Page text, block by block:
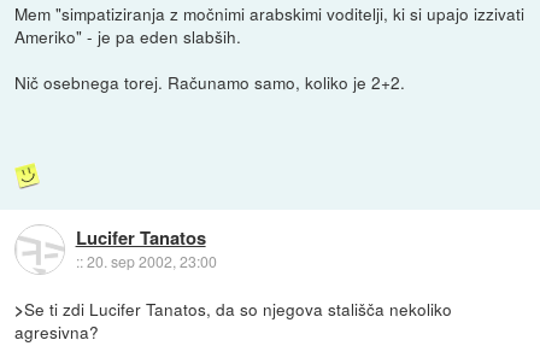
Mem "simpatiziranja z močnimi arabskimi voditelji, ki si upajo izzivati
Ameriko" - je pa eden slabših.
Nič osebnega torej. Računamo samo, koliko je 2+2.
Lucifer Tanatos
::20. sep 2002, 23:00
>Se ti zdi Lucifer Tanatos, da so njegova stališča nekoliko
agresivna?